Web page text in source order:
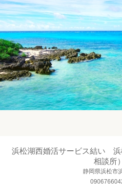
浜松湖西婚活サービス結い 浜
相談所）
静岡県浜松市